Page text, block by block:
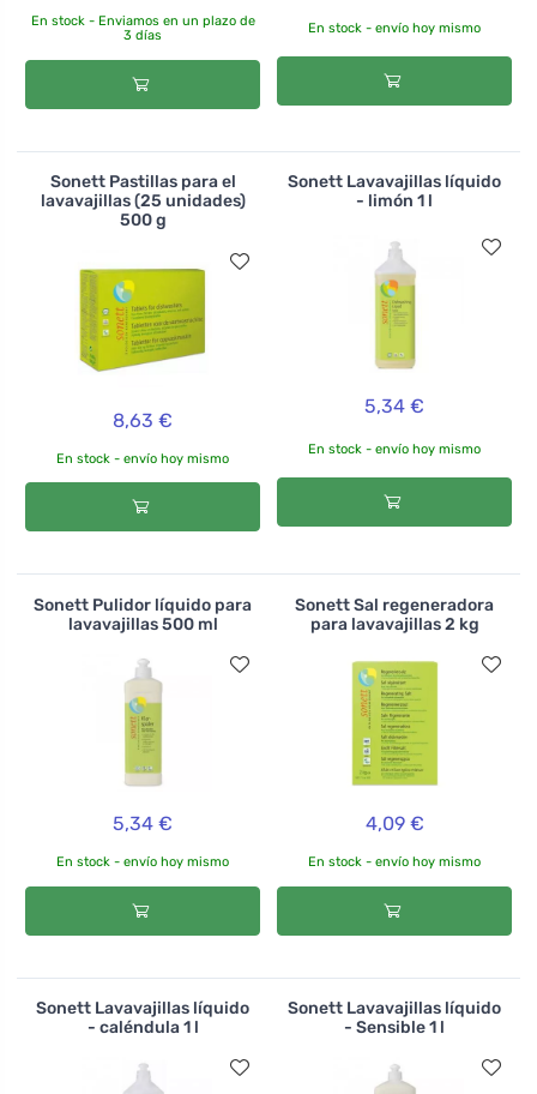
En stock - Enviamos en un plazo de
3 días
En stock - envío hoy mismo
Sonett Pastillas para el
lavavajillas (25 unidades)
500 g
8,63 €
En stock - envío hoy mismo
Sonett Lavavajillas líquido
- limón 1 l
5,34 €
En stock - envío hoy mismo
Sonett Pulidor líquido para
lavavajillas 500 ml
5,34 €
En stock - envío hoy mismo
Sonett Sal regeneradora
para lavavajillas 2 kg
4,09 €
En stock - envío hoy mismo
Sonett Lavavajillas líquido
- caléndula 1 l
Sonett Lavavajillas líquido
- Sensible 1 l